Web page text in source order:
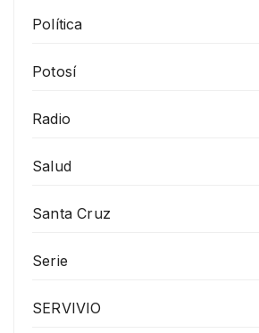
Política
Potosí
Radio
Salud
Santa Cruz
Serie
SERVIVIO